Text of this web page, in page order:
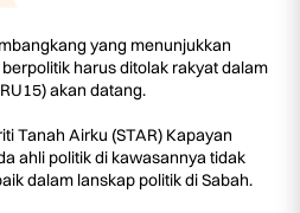
yang menunjukkan
harus ditolak rakyat dalam
akan datang.
Tanah Airku (STAR) Kapayan
ahli politik di kawasannya tidak
dalam lanskap politik di Sabah.